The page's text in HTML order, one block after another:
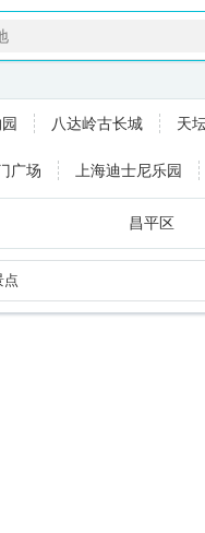
八达岭古长城 天
广场 上海迪士尼乐园
中国人民革命军事博物馆
昌平区
石家庄
点